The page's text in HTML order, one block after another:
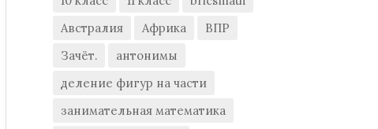
Австралия
Африка
ВПР
Зачёт.
антонимы
деление фигур на части
занимательная математика